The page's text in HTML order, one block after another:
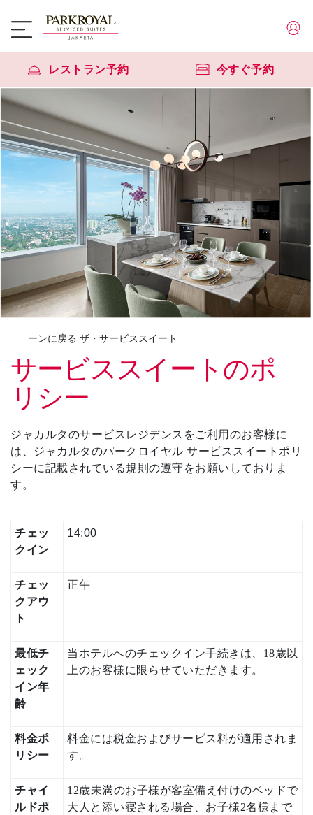
レストラン予約 今すぐ予約
ーンに戻る ザ・サービススイート
サービススイートのポ
リシー
ジャカルタのサービスレジデンスをご利用のお客様に
は、ジャカルタのパークロイヤル サービススイートポリ
シーに記載されている規則の遵守をお願いしておりま
す。
チェッ
クイン
14:00
チェッ
クアウ
ト
正午
最低チ
ェック
イン年
齢
当ホテルへのチェックイン手続きは、18歳以
上のお客様に限らせていただきます。
料金ポ
リシー
料金には税金およびサービス料が適用されま
す。
チャイ
ルドポ
12歳未満のお子様が客室備え付けのベッドで
大人と添い寝される場合、お子様2名様まで